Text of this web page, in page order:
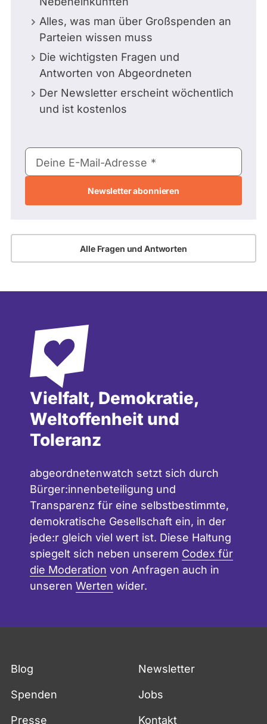
Alles, was man über Großspenden an
Parteien wissen muss
Die wichtigsten Fragen und
Antworten von Abgeordneten
Der Newsletter erscheint wöchentlich
und ist kostenlos
E-
Mail-
Deine E-Mail-Adresse
Alle Fragen und Antworten
Vielfalt, Demokratie,
Weltoffenheit und
Toleranz
abgeordnetenwatch setzt sich durch
Bürger:innenbeteiligung und
Transparenz für eine selbstbestimmte,
demokratische Gesellschaft ein, in der
jede:r gleich viel wert ist. Diese Haltung
spiegelt sich neben unserem Codex für
die Moderation von Anfragen auch in
unseren Werten wider.
Blog Newsletter
Spenden Jobs
Presse Kontakt